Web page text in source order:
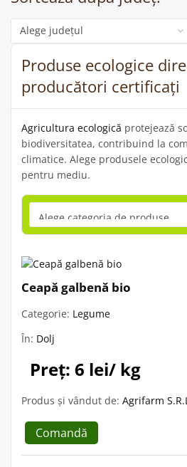
Categorie
Produse ecologice
producători certificați
Agricultura ecologică protejează
biodiversitatea, contribuind la
climatice. Alege produsele
pentru mediu.
Ceapă galbenă bio
Categorie: Legume
În: Dolj
Preț: 6 lei/ kg
Produs și vândut de: Agrifarm
Comandă